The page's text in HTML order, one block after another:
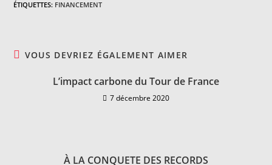
ÉTIQUETTES: FINANCEMENT
VOUS DEVRIEZ ÉGALEMENT AIMER
L’impact carbone du Tour de France
7 décembre 2020
À LA CONQUETE DES RECORDS